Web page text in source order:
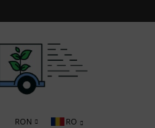
RON RO